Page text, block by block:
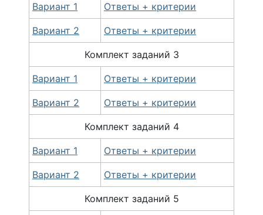
Вариант 1 Ответы + критерии
Вариант 2 Ответы + критерии
Комплект заданий 3
Вариант 1 Ответы + критерии
Вариант 2 Ответы + критерии
Комплект заданий 4
Вариант 1 Ответы + критерии
Вариант 2 Ответы + критерии
Комплект заданий 5